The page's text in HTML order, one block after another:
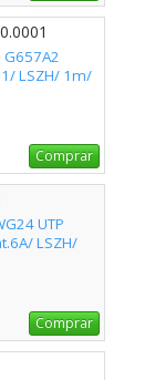
G657A2
LSZH/ 1m/
Comprar
UTP
LSZH/
Comprar